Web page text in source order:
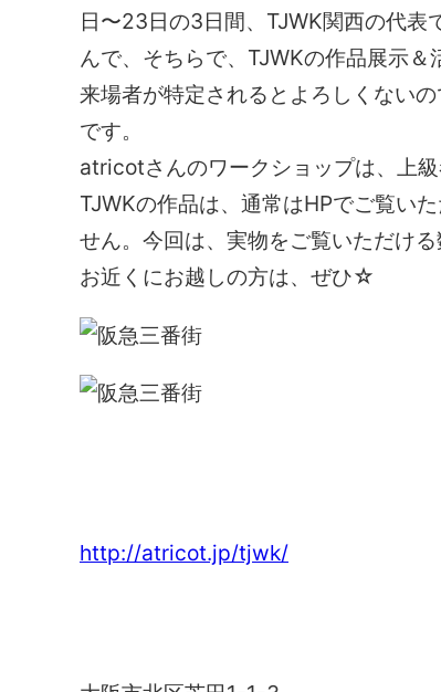
日〜23日の3日間、TJWK関西の代表
んで、そちらで、TJWKの作品展示＆
来場者が特定されるとよろしくない
です。
atricotさんのワークショップは、上
TJWKの作品は、通常はHPでご覧い
せん。今回は、実物をご覧いただける
お近くにお越しの方は、ぜひ☆
http://atricot.jp/tjwk/